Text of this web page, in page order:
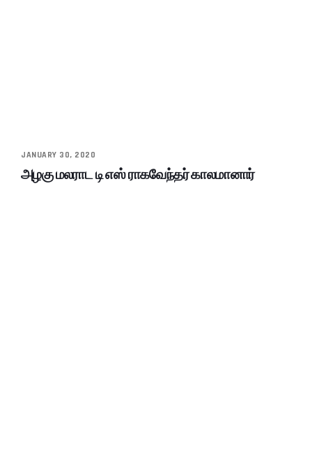
JANUARY 30, 2020
அழகு மலராட டி எஸ் ராகவேந்தர் காலமானார்